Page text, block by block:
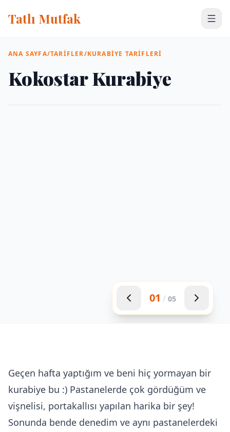
Tatlı Mutfak
ANA SAYFA/TARIFLER/KURABIYE TARIFLERI
Kokostar Kurabiye
01 / 05
Geçen hafta yaptığım ve beni hiç yormayan bir
kurabiye bu :) Pastanelerde çok gördüğüm ve
vişnelisi, portakallısı yapılan harika bir şey!
Sonunda bende denedim ve aynı pastanelerdeki